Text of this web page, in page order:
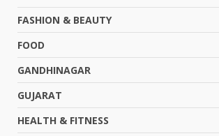
FASHION & BEAUTY
FOOD
GANDHINAGAR
GUJARAT
HEALTH & FITNESS